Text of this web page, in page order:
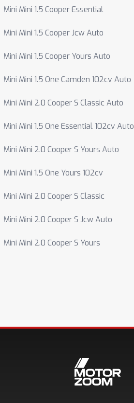
Mini Mini 1.5 Cooper Essential
Mini Mini 1.5 Cooper Jcw Auto
Mini Mini 1.5 Cooper Yours Auto
Mini Mini 1.5 One Camden 102cv Auto
Mini Mini 2.0 Cooper S Classic Auto
Mini Mini 1.5 One Essential 102cv Auto
Mini Mini 2.0 Cooper S Yours Auto
Mini Mini 1.5 One Yours 102cv
Mini Mini 2.0 Cooper S Classic
Mini Mini 2.0 Cooper S Jcw Auto
Mini Mini 2.0 Cooper S Yours